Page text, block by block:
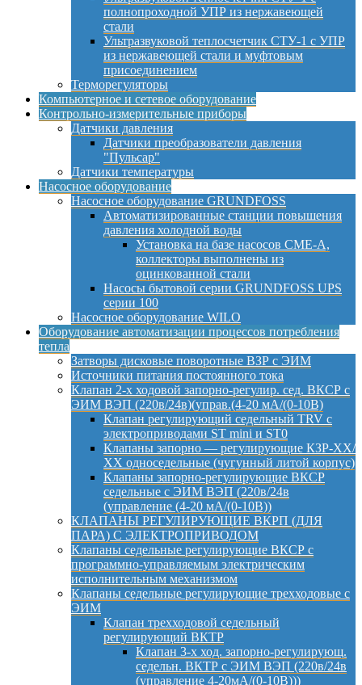
полнопроходной УПР из нержавеющей
стали
Ультразвуковой теплосчетчик СТУ-1 с УПР
из нержавеющей стали и муфтовым
присоединением
Терморегуляторы
Компьютерное и сетевое оборудование
Контрольно-измерительные приборы
Датчики давления
Датчики преобразователи давления
"Пульсар"
Датчики температуры
Насосное оборудование
Насосное оборудование GRUNDFOSS
Автоматизированные станции повышения
давления холодной воды
Установка на базе насосов CME-A,
коллекторы выполнены из
оцинкованной стали
Насосы бытовой серии GRUNDFOSS UPS
серии 100
Насосное оборудование WILO
Оборудование автоматизации процессов потребления
тепла
Затворы дисковые поворотные ВЗР с ЭИМ
Источники питания постоянного тока
Клапан 2-х ходовой запорно-регулир. сед. ВКСР с
ЭИМ ВЭП (220в/24в)(управ.(4-20 мА/(0-10В)
Клапан регулирующий седельный TRV с
электроприводами ST mini и ST0
Клапаны запорно — регулирующие КЗР-ХХ/
ХХ односедельные (чугунный литой корпус)
Клапаны запорно-регулирующие ВКСР
седельные с ЭИМ ВЭП (220в/24в
(управление (4-20 мА/(0-10В))
КЛАПАНЫ РЕГУЛИРУЮЩИЕ ВКРП (ДЛЯ
ПАРА) С ЭЛЕКТРОПРИВОДОМ
Клапаны седельные регулирующие ВКСР с
программно-управляемым электрическим
исполнительным механизмом
Клапаны седельные регулирующие трехходовые с
ЭИМ
Клапан трехходовой седельный
регулирующий ВКТР
Клапан 3-х ход. запорно-регулирующ.
седельн. ВКТР с ЭИМ ВЭП (220в/24в
(управление 4-20мА/(0-10В)))